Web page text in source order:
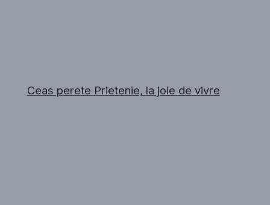
Ceas perete Prietenie, la joie de vivre​